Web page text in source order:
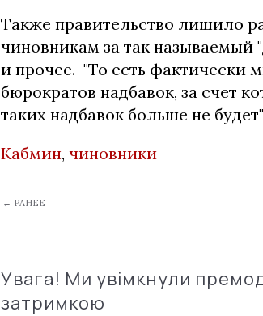
Также правительство лишило
чиновникам за так называемый
и прочее. "То есть
бюрократов надбавок, за счет
таких надбавок больше не
Кабмин, чиновники
← РАНЕЕ
Увага! Ми увімкнули
затримкою